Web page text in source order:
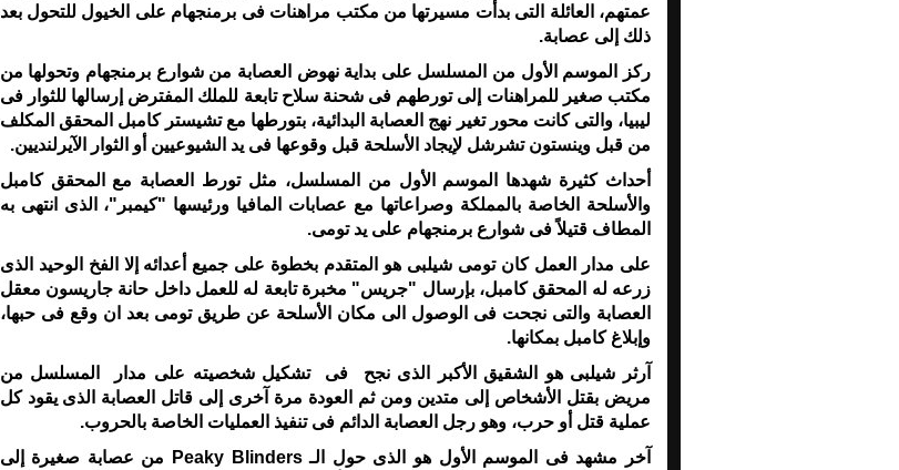
عمتهم، العائلة التى بدأت مسيرتها من مكتب مراهنات فى برمنجهام على الخيول للتحول بعد
ذلك إلى عصابة.
ركز الموسم الأول من المسلسل على بداية نهوض العصابة من شوارع برمنجهام وتحولها من
مكتب صغير للمراهنات إلى تورطهم فى شحنة سلاح تابعة للملك المفترض إرسالها للثوار فى
ليبيا، والتى كانت محور تغير نهج العصابة البدائية، بتورطها مع تشيستر كامبل المحقق المكلف
من قبل وينستون تشرشل لإيجاد الأسلحة قبل وقوعها فى يد الشيوعيين أو الثوار الآيرلنديين.
أحداث كثيرة شهدها الموسم الأول من المسلسل، مثل تورط العصابة مع المحقق كامبل
والأسلحة الخاصة بالمملكة وصراعاتها مع عصابات المافيا ورئيسها "كيمبر"، الذى انتهى به
المطاف قتيلاً فى شوارع برمنجهام على يد تومى.
على مدار العمل كان تومى شيلبى هو المتقدم بخطوة على جميع أعدائه إلا الفخ الوحيد الذى
زرعه له المحقق كامبل، بإرسال "جريس" مخبرة تابعة له للعمل داخل حانة جاريسون معقل
العصابة والتى نجحت فى الوصول الى مكان الأسلحة عن طريق تومى بعد ان وقع فى حبها،
وإبلاغ كامبل بمكانها.
آرثر شيلبى هو الشقيق الأكبر الذى نجح فى تشكيل شخصيته على مدار المسلسل من
مريض بقتل الأشخاص إلى متدين ومن ثم العودة مرة آخرى إلى قاتل العصابة الذى يقود كل
عملية قتل أو حرب، وهو رجل العصابة الدائم فى تنفيذ العمليات الخاصة بالحروب.
آخر مشهد فى الموسم الأول هو الذى حول الـ Peaky Blinders من عصابة صغيرة إلى